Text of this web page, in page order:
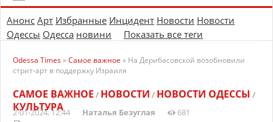
Анонс Арт Избранные Инцидент Новости Новости
Одессы Одесса новини Показать все теги
Odessa Times»Самое важное » На Дерибасовской возобновили
стрит-арт в поддержку Израиля
САМОЕ ВАЖНОЕ / НОВОСТИ / НОВОСТИ ОДЕССЫ /
КУЛЬТУРА
2-01-2024, 12:44 Наталья Безуглая
681